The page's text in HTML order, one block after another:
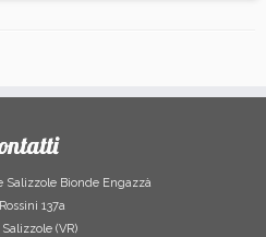
Salizzole Bionde Engazzà
137a
Salizzole (VR)